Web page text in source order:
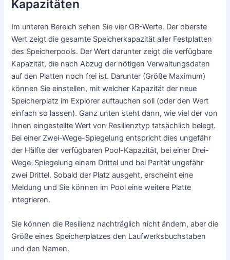
Kapazitäten
Im unteren Bereich sehen Sie vier GB-Werte. Der oberste
Wert zeigt die gesamte Speicherkapazität aller Festplatten
des Speicherpools. Der Wert darunter zeigt die verfügbare
Kapazität, die nach Abzug der nötigen Verwaltungsdaten
auf den Platten noch frei ist. Darunter (Größe Maximum)
können Sie einstellen, mit welcher Kapazität der neue
Speicherplatz im Explorer auftauchen soll (oder den Wert
einfach so lassen). Ganz unten steht dann, wie viel der von
Ihnen eingestellte Wert von Resilienztyp tatsächlich belegt.
Bei einer Zwei-Wege-Spiegelung entspricht dies ungefähr
der Hälfte der verfügbaren Pool-Kapazität, bei einer Drei-
Wege-Spiegelung einem Drittel und bei Parität ungefähr
zwei Drittel. Sobald der Platz ausgeht, erscheint eine
Meldung und Sie können im Pool eine weitere Platte
integrieren.
Sie können die Resilienz nachträglich nicht ändern, aber die
Größe eines Speicherplatzes den Laufwerksbuchstaben
und den Namen.